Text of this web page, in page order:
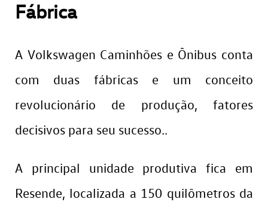
Fábrica
A Volkswagen Caminhões e Ônibus conta
com duas fábricas e um conceito
revolucionário de produção, fatores
decisivos para seu sucesso..
A principal unidade produtiva fica em
Resende, localizada a 150 quilômetros da